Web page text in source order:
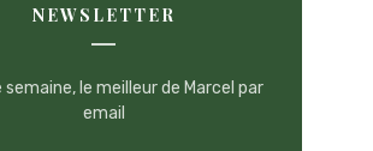
NEWSLETTER
semaine, le meilleur de Marcel par
email